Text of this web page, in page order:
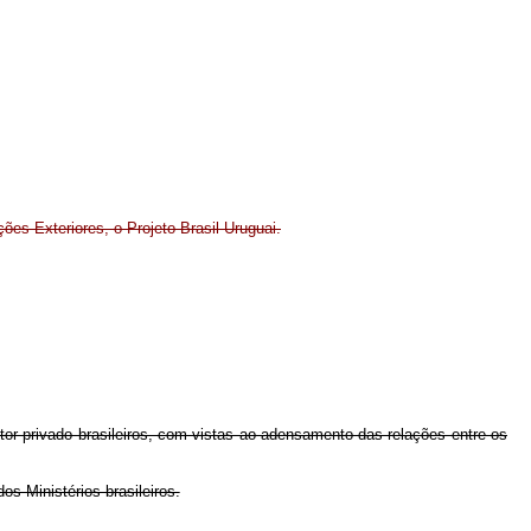
Exteriores, o Projeto Brasil-Uruguai.
privado brasileiros, com vistas ao adensamento das relações entre os
Ministérios brasileiros.